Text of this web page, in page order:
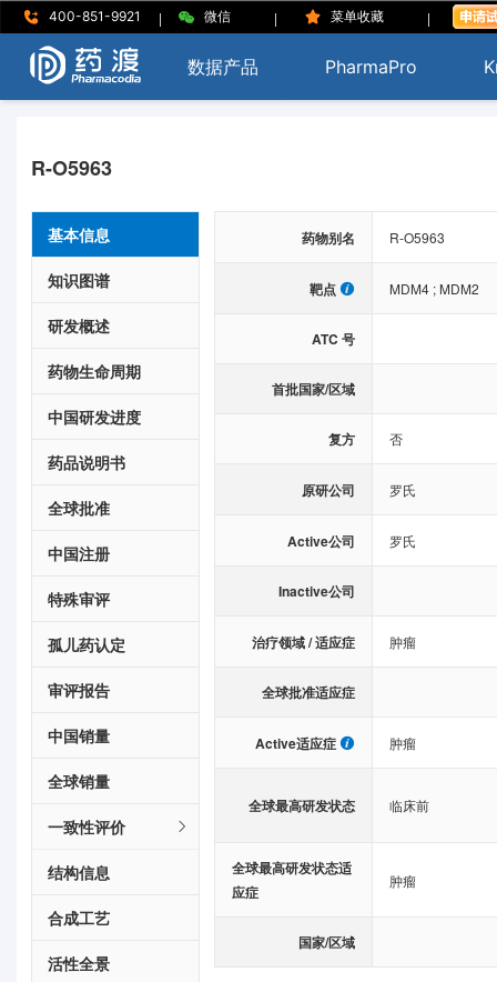
400-851-9921 | 微信 | 菜单收藏 |
数据产品 PharmaPro
R-O5963
基本信息
知识图谱
研发概述
药物生命周期
中国研发进度
药品说明书
全球批准
中国注册
特殊审评
孤儿药认定
审评报告
中国销量
全球销量
一致性评价
结构信息
合成工艺
活性全景
药物别名 R-O5963
靶点 MDM4 ; MDM2
ATC 号
首批国家/区域
复方 否
原研公司 罗氏
Active公司 罗氏
Inactive公司
治疗领域 / 适应症 肿瘤
全球批准适应症
Active适应症 肿瘤
全球最高研发状态 临床前
全球最高研发状态适
应症
肿瘤
国家/区域